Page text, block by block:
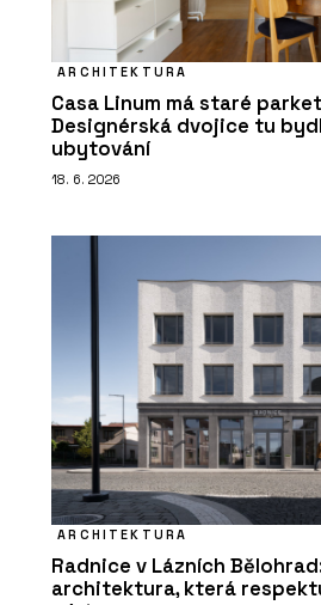
ARCHITEKTURA
Casa Linum má staré
Designérská dvojice tu
ubytování
18. 6. 2026
ARCHITEKTURA
Radnice v Lázních
architektura, která